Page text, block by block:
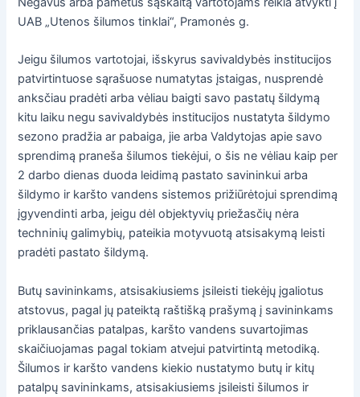
UAB „Utenos šilumos tinklai“, Pramonės g.
Jeigu šilumos vartotojai, išskyrus savivaldybės institucijos
patvirtintuose sąrašuose numatytas įstaigas, nusprendė
anksčiau pradėti arba vėliau baigti savo pastatų šildymą
kitu laiku negu savivaldybės institucijos nustatyta šildymo
sezono pradžia ar pabaiga, jie arba Valdytojas apie savo
sprendimą praneša šilumos tiekėjui, o šis ne vėliau kaip per
2 darbo dienas duoda leidimą pastato savininkui arba
šildymo ir karšto vandens sistemos prižiūrėtojui sprendimą
įgyvendinti arba, jeigu dėl objektyvių priežasčių nėra
techninių galimybių, pateikia motyvuotą atsisakymą leisti
pradėti pastato šildymą.
Butų savininkams, atsisakiusiems įsileisti tiekėjų įgaliotus
atstovus, pagal jų pateiktą raštišką prašymą į savininkams
priklausančias patalpas, karšto vandens suvartojimas
skaičiuojamas pagal tokiam atvejui patvirtintą metodiką.
Šilumos ir karšto vandens kiekio nustatymo butų ir kitų
patalpų savininkams, atsisakiusiems įsileisti šilumos ir